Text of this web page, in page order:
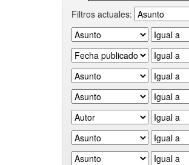
Filtros actuales: